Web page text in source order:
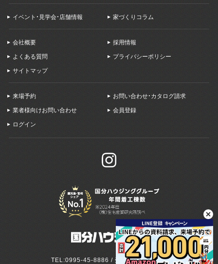
イベント・見学会・店舗情報 家づくりコラム
会社概要 採用情報
よくある質問 プライバシーポリシー
サイトマップ
来場予約 お問い合わせ・カタログ請求
業者様向けお問い合わせ 会員登録
ログイン
TEL:0995-45-8886 / 受付:9:00～18:00